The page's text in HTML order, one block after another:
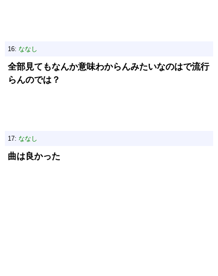
16: ななし
全部見てもなんか意味わからんみたいなのはで流行
らんのでは？
17: ななし
曲は良かった